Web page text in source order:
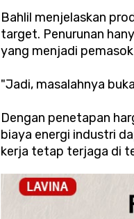
Bahlil menjelaskan
target. Penurunan
yang menjadi
"Jadi, masalahnya
Dengan penetapan
biaya energi industri
kerja tetap terjaga di